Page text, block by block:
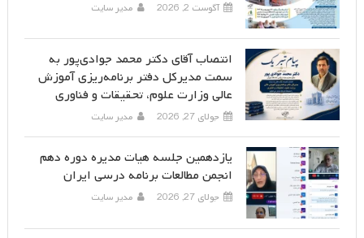
آگوست 2, 2026 مدیر سایت
انتصاب آقای دکتر محمد جوادی‌پور به
سمت مدیرکل دفتر برنامه‌ریزی آموزش
عالی وزارت علوم، تحقیقات و فناوری
جولای 27, 2026 مدیر سایت
یازدهمین جلسه هیات مدیره دوره دهم
انجمن مطالعات برنامه درسی ایران
جولای 27, 2026 مدیر سایت